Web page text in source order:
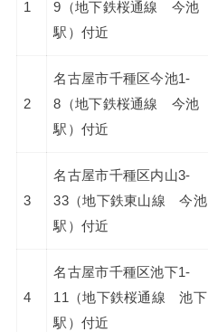
1
9（地下鉄桜通線 今池
駅）付近
2
名古屋市千種区今池1-
8（地下鉄桜通線 今池
駅）付近
3
名古屋市千種区内山3-
33（地下鉄東山線 今池
駅）付近
4
名古屋市千種区池下1-
11（地下鉄桜通線 池下
駅）付近